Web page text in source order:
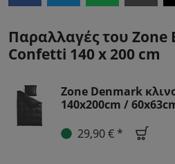
Παραλλαγές του Zone
Confetti 140 x 200 cm
Zone Denmark
140x200cm /
29,90 € *